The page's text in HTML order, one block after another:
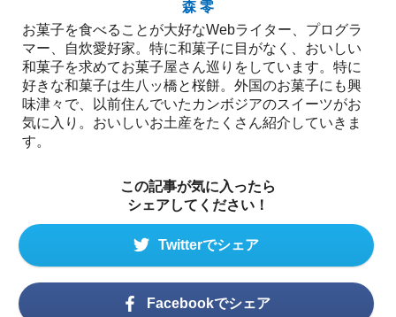
森 零
お菓子を食べることが大好なWebライター、プログラ
マー、自炊愛好家。特に和菓子に目がなく、おいしい
和菓子を求めてお菓子屋さん巡りをしています。特に
好きな和菓子は生八ッ橋と桜餅。外国のお菓子にも興
味津々で、以前住んでいたカンボジアのスイーツがお
気に入り。おいしいお土産をたくさん紹介していきま
す。
この記事が気に入ったら
シェアしてください！
Twitterでシェア
Facebookでシェア